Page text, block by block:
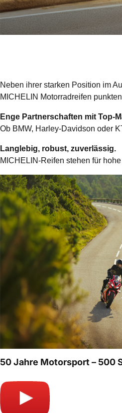
Neben ihrer starken Position im
MICHELIN Motorradreifen
Enge Partnerschaften mit Top-
Ob BMW, Harley-Davidson oder
Langlebig, robust, zuverlässig.
MICHELIN-Reifen stehen für
50 Jahre Motorsport – 500